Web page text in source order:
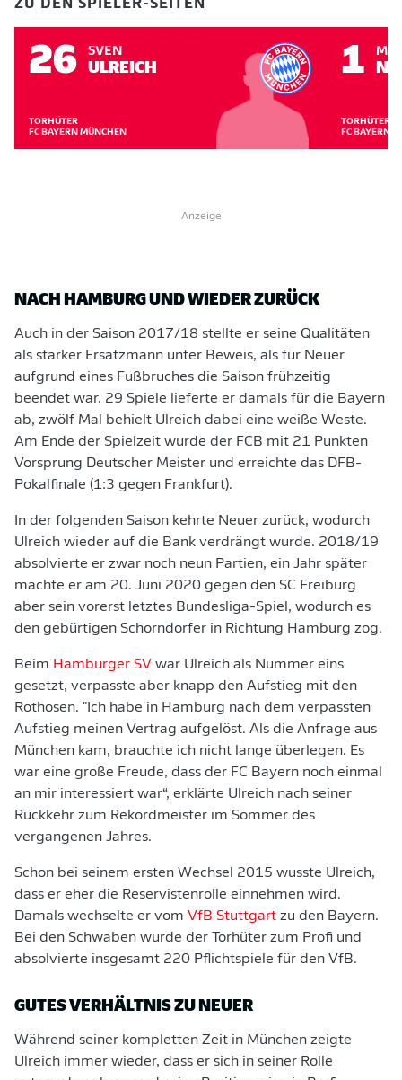
26 SVEN
ULREICH
TORHÜTER
FC BAYERN MÜNCHEN
1
TORHÜTER
FC BAYERN
Anzeige
NACH HAMBURG UND WIEDER ZURÜCK
Auch in der Saison 2017/18 stellte er seine Qualitäten
als starker Ersatzmann unter Beweis, als für Neuer
aufgrund eines Fußbruches die Saison frühzeitig
beendet war. 29 Spiele lieferte er damals für die Bayern
ab, zwölf Mal behielt Ulreich dabei eine weiße Weste.
Am Ende der Spielzeit wurde der FCB mit 21 Punkten
Vorsprung Deutscher Meister und erreichte das DFB-
Pokalfinale (1:3 gegen Frankfurt).
In der folgenden Saison kehrte Neuer zurück, wodurch
Ulreich wieder auf die Bank verdrängt wurde. 2018/19
absolvierte er zwar noch neun Partien, ein Jahr später
machte er am 20. Juni 2020 gegen den SC Freiburg
aber sein vorerst letztes Bundesliga-Spiel, wodurch es
den gebürtigen Schorndorfer in Richtung Hamburg zog.
Beim Hamburger SV war Ulreich als Nummer eins
gesetzt, verpasste aber knapp den Aufstieg mit den
Rothosen. "Ich habe in Hamburg nach dem verpassten
Aufstieg meinen Vertrag aufgelöst. Als die Anfrage aus
München kam, brauchte ich nicht lange überlegen. Es
war eine große Freude, dass der FC Bayern noch einmal
an mir interessiert war“, erklärte Ulreich nach seiner
Rückkehr zum Rekordmeister im Sommer des
vergangenen Jahres.
Schon bei seinem ersten Wechsel 2015 wusste Ulreich,
dass er eher die Reservistenrolle einnehmen wird.
Damals wechselte er vom VfB Stuttgart zu den Bayern.
Bei den Schwaben wurde der Torhüter zum Profi und
absolvierte insgesamt 220 Pflichtspiele für den VfB.
GUTES VERHÄLTNIS ZU NEUER
Während seiner kompletten Zeit in München zeigte
Ulreich immer wieder, dass er sich in seiner Rolle